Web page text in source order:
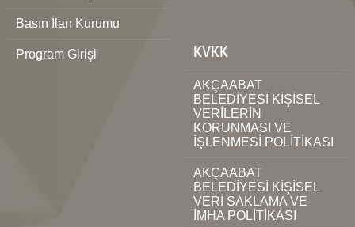
Basın İlan Kurumu
Program Girişi KVKK
AKÇAABAT
BELEDİYESİ KİŞİSEL
VERİLERİN
KORUNMASI VE
İŞLENMESİ POLİTİKASI
AKÇAABAT
BELEDİYESİ KİŞİSEL
VERİ SAKLAMA VE
İMHA POLİTİKASI